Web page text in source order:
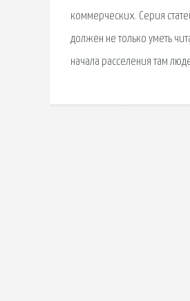
коммерческих. Серия
должен не только уметь
начала расселения там